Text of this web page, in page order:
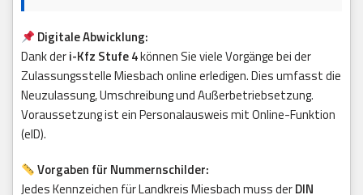
Digitale Abwicklung:
Dank deri-Kfz Stufe 4können Sie viele Vorgänge bei der
Zulassungsstelle Miesbach online erledigen. Dies umfasst die
Neuzulassung, Umschreibung und Außerbetriebsetzung.
Voraussetzung ist ein Personalausweis mit Online-Funktion
(eID).
Vorgaben für Nummernschilder:
Jedes Kennzeichen für Landkreis Miesbach muss derDIN